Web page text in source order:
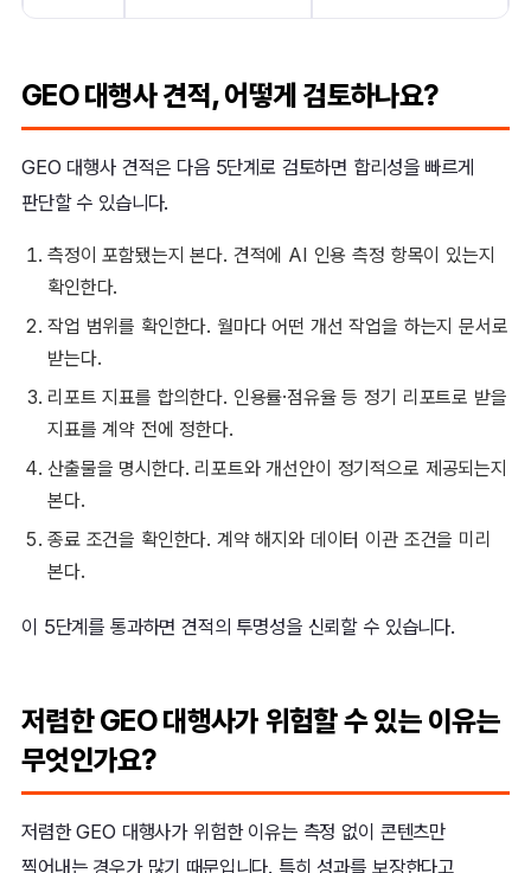
GEO 대행사 견적, 어떻게 검토하나요?
GEO 대행사 견적은 다음 5단계로 검토하면 합리성을 빠르게
판단할 수 있습니다.
측정이 포함됐는지 본다. 견적에 AI 인용 측정 항목이 있는지
확인한다.
작업 범위를 확인한다. 월마다 어떤 개선 작업을 하는지 문서로
받는다.
리포트 지표를 합의한다. 인용률·점유율 등 정기 리포트로 받을
지표를 계약 전에 정한다.
산출물을 명시한다. 리포트와 개선안이 정기적으로 제공되는지
본다.
종료 조건을 확인한다. 계약 해지와 데이터 이관 조건을 미리
본다.
이 5단계를 통과하면 견적의 투명성을 신뢰할 수 있습니다.
저렴한 GEO 대행사가 위험할 수 있는 이유는
무엇인가요?
저렴한 GEO 대행사가 위험한 이유는 측정 없이 콘텐츠만
찍어내는 경우가 많기 때문입니다. 특히 성과를 보장한다고